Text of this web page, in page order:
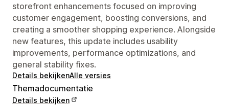
storefront enhancements focused on improving
customer engagement, boosting conversions, and
creating a smoother shopping experience. Alongside
new features, this update includes usability
improvements, performance optimizations, and
general stability fixes.
Details bekijkenAlle versies
Themadocumentatie
Details bekijken